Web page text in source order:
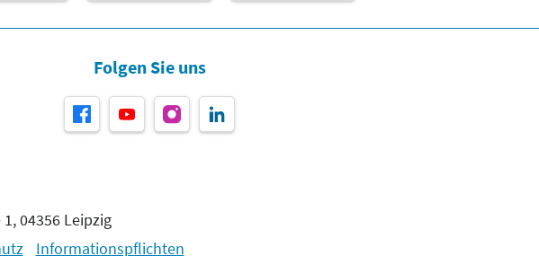
Folgen Sie uns
04356 Leipzig
Informationspflichten